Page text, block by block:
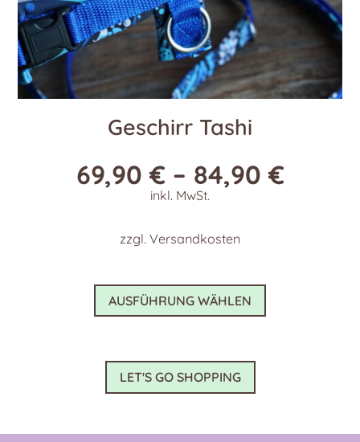
Geschirr Tashi
69,90€ – 84,90€
inkl. MwSt.
zzgl. Versandkosten
AUSFÜHRUNG WÄHLEN
Dieses
weist
LET'S GO SHOPPING